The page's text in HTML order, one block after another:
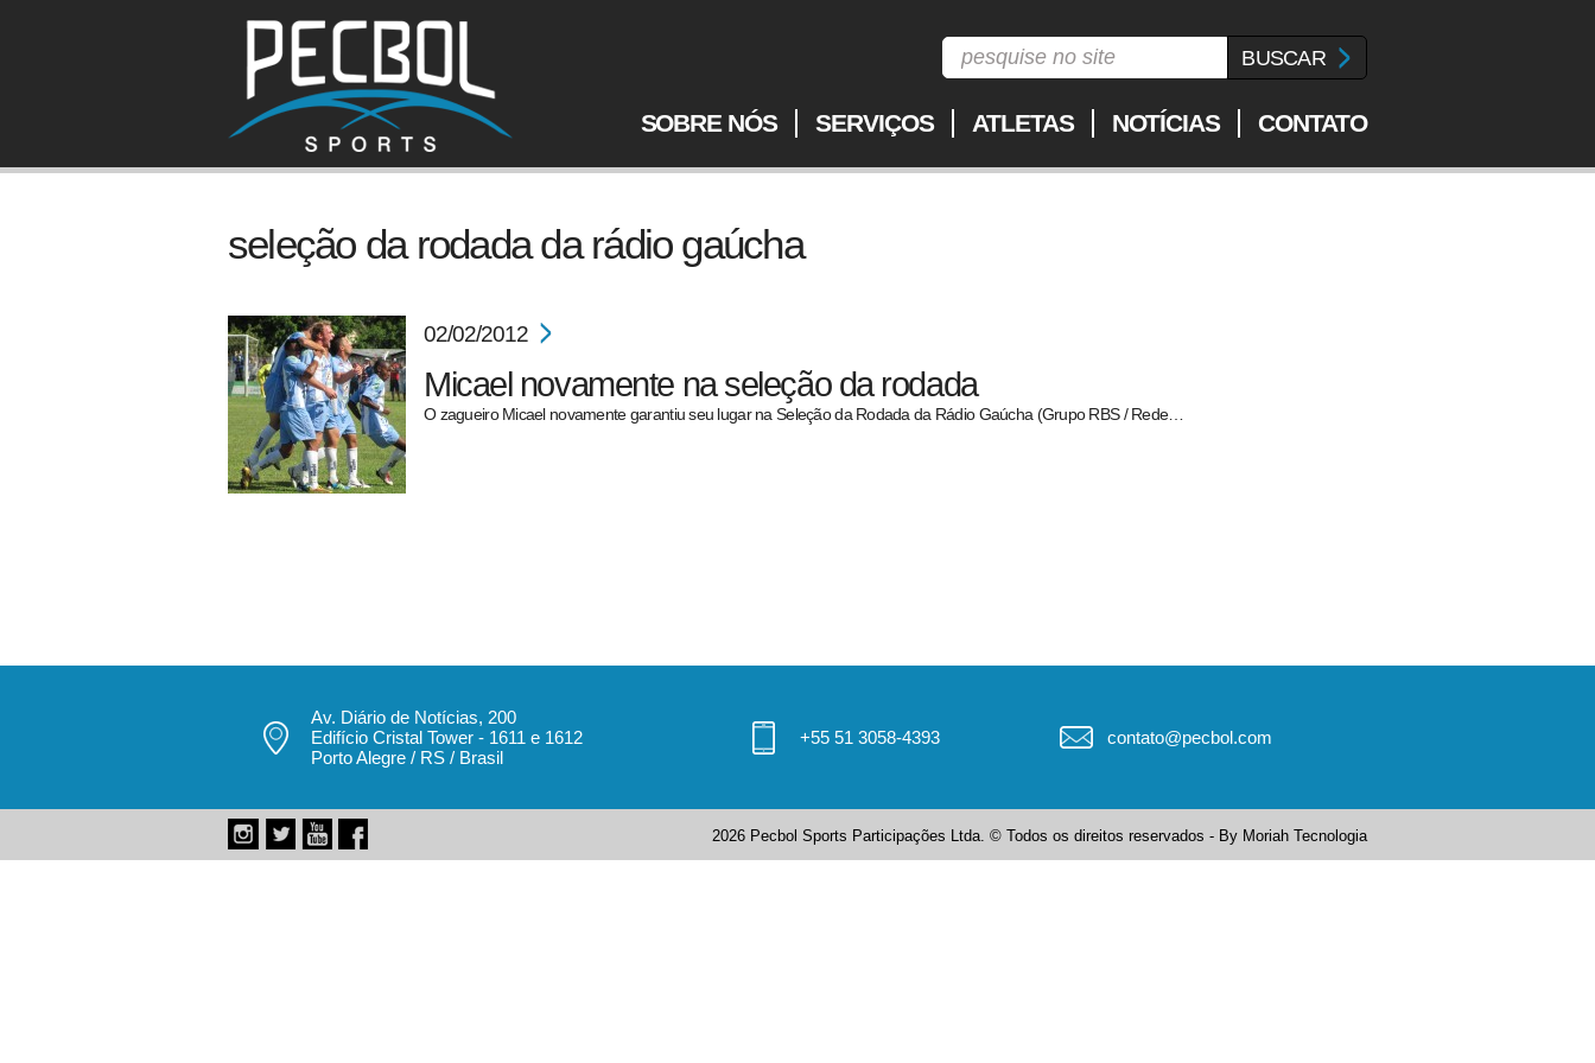
pecbol.com
SOBRE NÓS SERVIÇOS ATLETAS NOTÍCIAS CONTATO
seleção da rodada da rádio gaúcha
02/02/2012
Micael novamente na seleção da rodada
O zagueiro Micael novamente garantiu seu lugar na Seleção da Rodada da Rádio Gaúcha (Grupo RBS / Rede…
Av. Diário de Notícias, 200
Edifício Cristal Tower - 1611 e 1612
Porto Alegre / RS / Brasil
+55 51 3058-4393 contato@pecbol.com
2026 Pecbol Sports Participações Ltda. © Todos os direitos reservados - By Moriah Tecnologia